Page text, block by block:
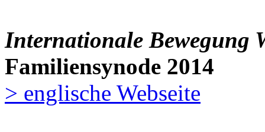
Internationale Bewegung
Familiensynode 2014
> englische Webseite